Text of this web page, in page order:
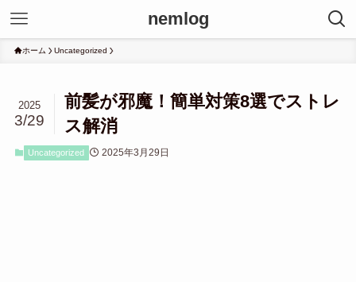
nemlog
ホーム Uncategorized
前髪が邪魔！簡単対策8選でストレ
ス解消
2025
3/29
Uncategorized 2025年3月29日